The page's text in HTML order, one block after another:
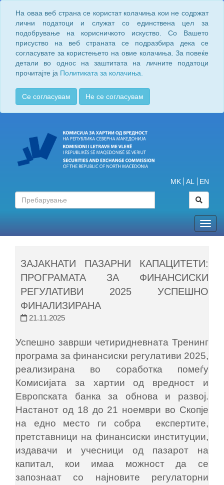
На оваа веб страна се користат колачиња кои не содржат
лични податоци и служат со единствена цел за
подобрување на корисничкото искуство. Со Вашето
присуство на веб страната се подразбира дека се
согласувате за користењето на овие колачиња. За повеќе
детали во однос на заштитата на личните податоци
прочитајте ја Политиката за колачиња.
Се согласувам Не се согласувам
MK AL EN
ЗАЈАКНАТИ ПАЗАРНИ КАПАЦИТЕТИ:
ПРОГРАМАТА ЗА ФИНАНСИСКИ
РЕГУЛАТИВИ 2025 УСПЕШНО
ФИНАЛИЗИРАНА
21.11.2025
Успешно заврши четиридневната Тренинг
програма за финансиски регулативи 2025,
реализирана во соработка помеѓу
Комисијата за хартии од вредност и
Европската банка за обнова и развој.
Настанот од 18 до 21 ноември во Скопје
на едно место ги собра експертите,
претставници на финансиски институции,
издавачи и учесници од пазарот на
капитал, кои имаа можност да се
запознаат со најновите регулаторни